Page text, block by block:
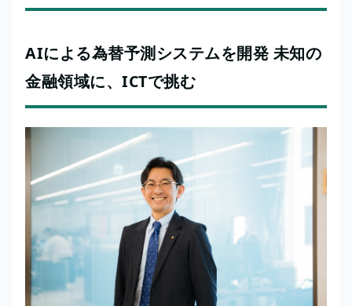
AIによる為替予測システムを開発 未知の
金融領域に、ICTで挑む